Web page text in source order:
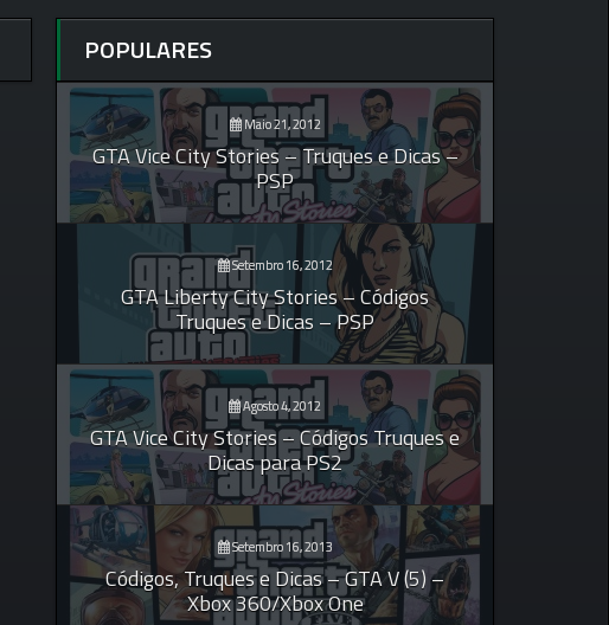
POPULARES
Maio 21, 2012
GTA Vice City Stories – Truques e Dicas –
PSP
Setembro 16, 2012
GTA Liberty City Stories – Códigos
Truques e Dicas – PSP
Agosto 4, 2012
GTA Vice City Stories – Códigos Truques e
Dicas para PS2
Setembro 16, 2013
Códigos, Truques e Dicas – GTA V (5) –
Xbox 360/Xbox One